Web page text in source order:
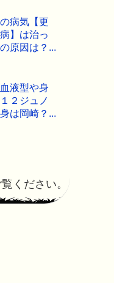
病気【更
】は治っ
原因は？...
液型や身
２ジュノ
は岡崎？...
ください。